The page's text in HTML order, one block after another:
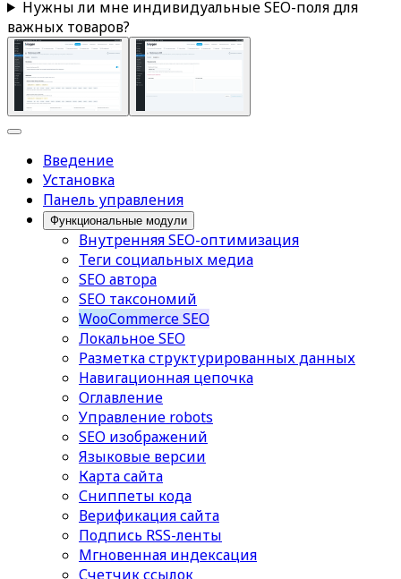
Нужны ли мне индивидуальные SEO-поля для
важных товаров?
Введение
Установка
Панель управления
Функциональные модули
Внутренняя SEO-оптимизация
Теги социальных медиа
SEO автора
SEO таксономий
WooCommerce SEO
Локальное SEO
Разметка структурированных данных
Навигационная цепочка
Оглавление
Управление robots
SEO изображений
Языковые версии
Карта сайта
Сниппеты кода
Верификация сайта
Подпись RSS-ленты
Мгновенная индексация
Счетчик ссылок